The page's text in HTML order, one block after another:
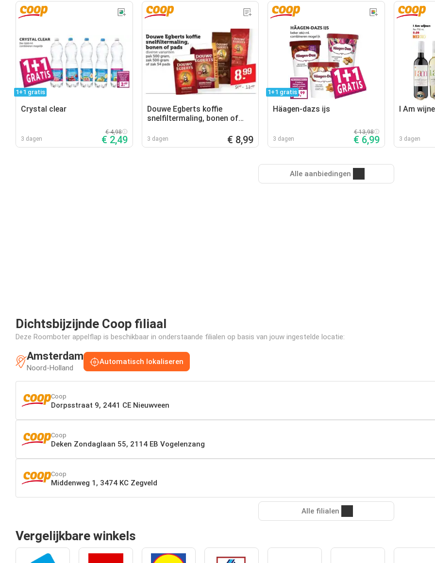
1+1 gratis
Crystal clear
3 dagen
€ 4,98
€ 2,49
Douwe Egberts koffie
snelfiltermaling, bonen of
3 dagen € 8,99
1+1 gratis
Häagen-dazs ijs
3 dagen
€ 13,98
€ 6,99
I Am
3 dagen
Alle aanbiedingen
Dichtsbijzijnde Coop filiaal
Deze Roomboter appelflap is beschikbaar in onderstaande filialen op basis van jouw ingestelde locatie:
Amsterdam
Noord-Holland
Automatisch lokaliseren
Coop
Dorpsstraat 9, 2441 CE Nieuwveen
Coop
Deken Zondaglaan 55, 2114 EB Vogelenzang
Coop
Middenweg 1, 3474 KC Zegveld
Alle filialen
Vergelijkbare winkels